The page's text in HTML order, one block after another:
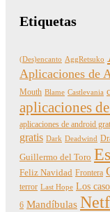
Etiquetas
(Des)encanto AggRetsuko
Aplicaciones de
Mouth Blame Castlevania
aplicaciones
aplicaciones de android
gratis Dark Deadwind
Guillermo del Toro
Feliz Navidad Frontera
terror Last Hope Los
6 Mandíbulas